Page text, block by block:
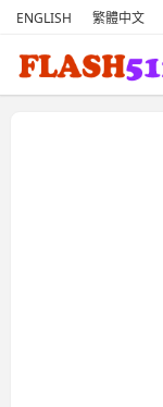
ENGLISH 繁體中文